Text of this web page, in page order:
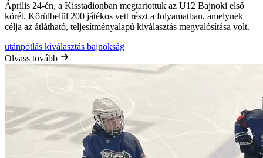
Április 24-én, a Kisstadionban megtartottuk az U12 Bajnoki első
körét. Körülbelül 200 játékos vett részt a folyamatban, amelynek
célja az átlátható, teljesítményalapú kiválasztás megvalósítása volt.
utánpótlás kiválasztás bajnokság
Olvass tovább